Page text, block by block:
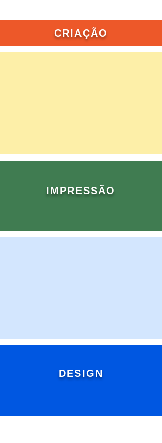
CRIAÇÃO
IMPRESSÃO
DESIGN